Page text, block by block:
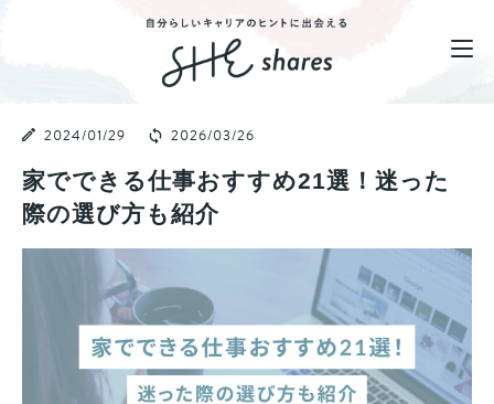
2024/01/29 2026/03/26
家でできる仕事おすすめ21選！迷った
際の選び方も紹介